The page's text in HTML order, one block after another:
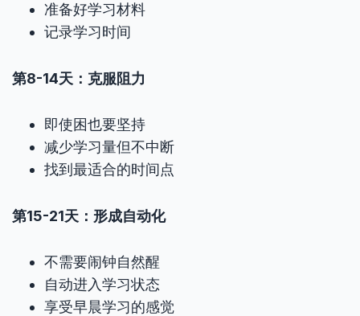
准备好学习材料
记录学习时间
第8-14天：克服阻力
即使困也要坚持
减少学习量但不中断
找到最适合的时间点
第15-21天：形成自动化
不需要闹钟自然醒
自动进入学习状态
享受早晨学习的感觉